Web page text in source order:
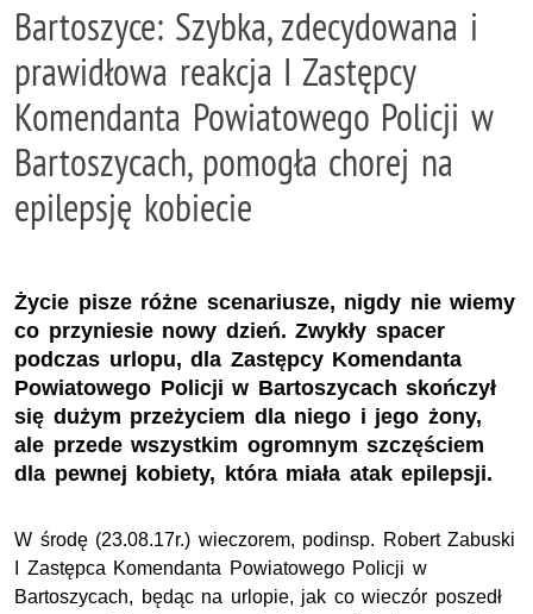
Bartoszyce: Szybka, zdecydowana i
prawidłowa reakcja I Zastępcy
Komendanta Powiatowego Policji w
Bartoszycach, pomogła chorej na
epilepsję kobiecie
Życie pisze różne scenariusze, nigdy nie wiemy
co przyniesie nowy dzień. Zwykły spacer
podczas urlopu, dla Zastępcy Komendanta
Powiatowego Policji w Bartoszycach skończył
się dużym przeżyciem dla niego i jego żony,
ale przede wszystkim ogromnym szczęściem
dla pewnej kobiety, która miała atak epilepsji.
W środę (23.08.17r.) wieczorem, podinsp. Robert Zabuski
I Zastępca Komendanta Powiatowego Policji w
Bartoszycach, będąc na urlopie, jak co wieczór poszedł